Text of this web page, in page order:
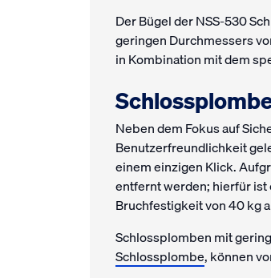
Der Bügel der NSS-530
geringen Durchmessers
in Kombination mit dem
Neben dem Fokus auf
Benutzerfreundlichkeit
einem einzigen Klick.
entfernt werden; hierfür
Bruchfestigkeit von 40 kg
Schlossplomben mit
Schlossplombe, können